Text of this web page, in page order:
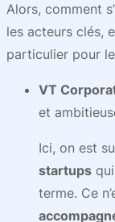
Alors, comment
les acteurs clés,
particulier pour
VT
et
Ici, on est
startups
terme. Ce